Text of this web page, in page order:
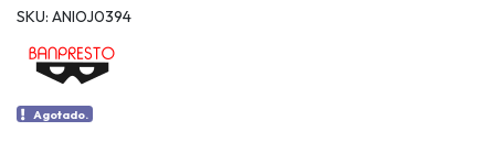
SKU: ANIOJ0394
Agotado.